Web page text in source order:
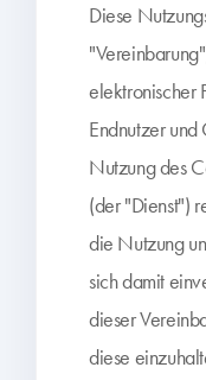
Diese
elektronischer
Endnutzer
Nutzung des
(der "Dienst")
die Nutzung
sich damit
dieser
diese